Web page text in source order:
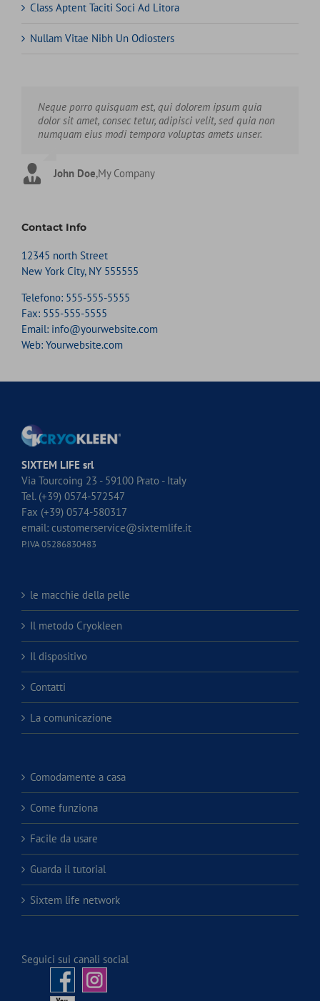
Class Aptent Taciti Soci Ad Litora
Nullam Vitae Nibh Un Odiosters
Neque porro quisquam est, qui dolorem ipsum quia
dolor sit amet, consec tetur, adipisci velit, sed quia non
numquam eius modi tempora voluptas amets unser.
John Doe,My Company
Aliquam erat volutpat. Quisque at est id ligula facilisis
laoreet eget pulvinar nibh. Suspendisse at ultrices dui.
Curabitur ac felis arcu sadips ipsums fugiats nemis.
Luke Beck,Theme Fusion
Contact Info
12345 north Street
New York City, NY 555555
Telefono: 555-555-5555
Fax: 555-555-5555
Email: info@yourwebsite.com
Web: Yourwebsite.com
SIXTEM LIFE srl
Via Tourcoing 23 - 59100 Prato - Italy
Tel. (+39) 0574-572547
Fax (+39) 0574-580317
email: customerservice@sixtemlife.it
P.IVA 05286830483
le macchie della pelle
Il metodo Cryokleen
Il dispositivo
Contatti
La comunicazione
Comodamente a casa
Come funziona
Facile da usare
Guarda il tutorial
Sixtem life network
Seguici sui canali social